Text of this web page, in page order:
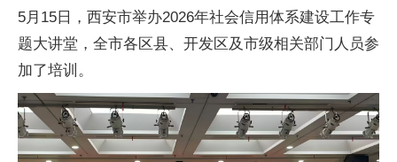
5月15日，西安市举办2026年社会信用体系建设工作专
题大讲堂，全市各区县、开发区及市级相关部门人员参
加了培训。